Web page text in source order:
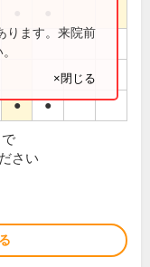
● ●
ります。来院前
×閉じる
さい